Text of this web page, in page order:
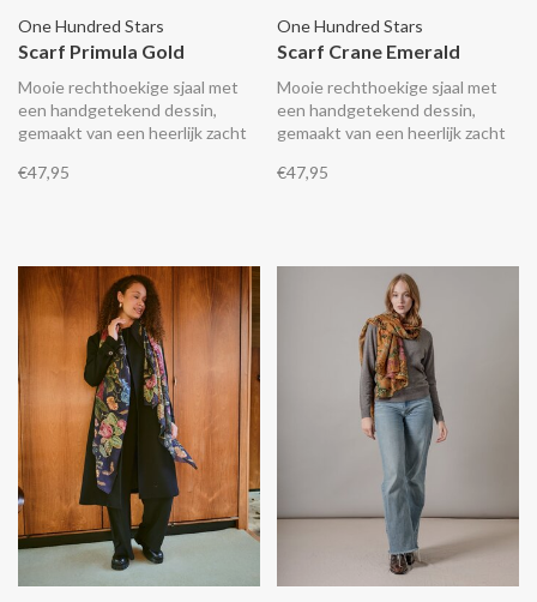
One Hundred Stars
Scarf Primula Gold
Mooie rechthoekige sjaal met
een handgetekend dessin,
gemaakt van een heerlijk zacht
materiaal wat aanvoelt als zijde.
€47,95
One Hundred Stars
Scarf Crane Emerald
Mooie rechthoekige sjaal met
een handgetekend dessin,
gemaakt van een heerlijk zacht
materiaal wat aanvoelt als zijde.
€47,95